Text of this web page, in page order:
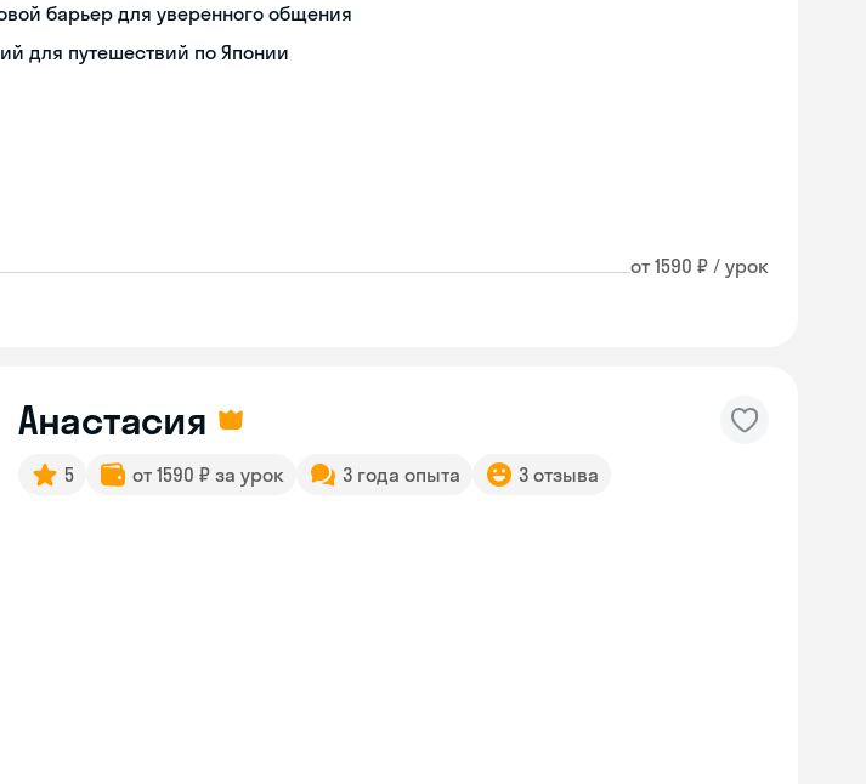
барьер для уверенного общения
для путешествий по Японии
от 1590 ₽ / урок
Анастасия
5 от 1590 ₽ за урок 3 года опыта 3 отзыва